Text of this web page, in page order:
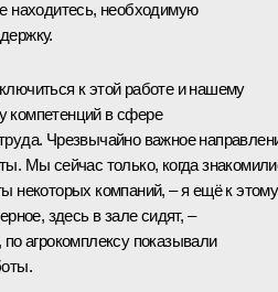
находитесь, необходимую
к этой работе и нашему
компетенций в сфере
Чрезвычайно важное
Мы сейчас только, когда
некоторых компаний, – я ещё к этому
здесь в зале сидят, –
агрокомплексу показывали